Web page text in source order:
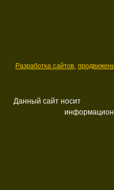
Разработка сайтов,
Данный сайт носит